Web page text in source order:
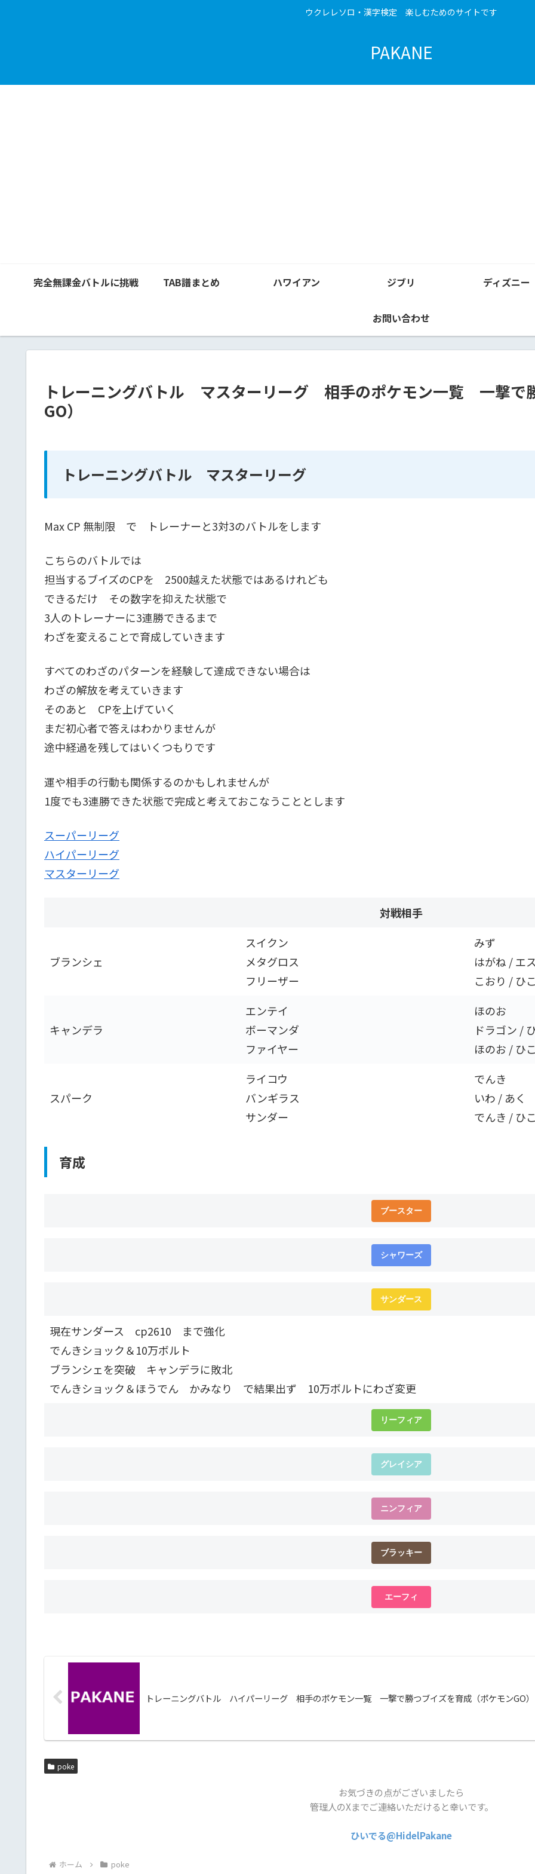
ウクレレソロ・漢字検定 楽しむためのサイトです
PAKANE
完全無課金バトルに挑戦 TAB譜まとめ ハワイアン ジブリ ディズニー
お問い合わせ
トレーニングバトル マスターリーグ 相手のポケモン一覧 一撃で
GO）
トレーニングバトル マスターリーグ
Max CP 無制限 で トレーナーと3対3のバトルをします
こちらのバトルでは
担当するブイズのCPを 2500越えた状態ではあるけれども
できるだけ その数字を抑えた状態で
3人のトレーナーに3連勝できるまで
わざを変えることで育成していきます
すべてのわざのパターンを経験して達成できない場合は
わざの解放を考えていきます
そのあと CPを上げていく
まだ初心者で答えはわかりませんが
途中経過を残してはいくつもりです
運や相手の行動も関係するのかもしれませんが
1度でも3連勝できた状態で完成と考えておこなうこととします
スーパーリーグ
ハイパーリーグ
マスターリーグ
対戦相手
ブランシェ
スイクン
メタグロス
フリーザー
みず
はがね / エ
こおり / ひ
キャンデラ
エンテイ
ボーマンダ
ファイヤー
ほのお
ドラゴン /
ほのお / ひ
スパーク
ライコウ
バンギラス
サンダー
でんき
いわ / あく
でんき / ひ
育成
ブースター
シャワーズ
サンダース
現在サンダース cp2610 まで強化
でんきショック＆10万ボルト
ブランシェを突破 キャンデラに敗北
でんきショック＆ほうでん かみなり で結果出ず 10万ボルトにわざ変更
リーフィア
グレイシア
ニンフィア
ブラッキー
エーフィ
トレーニングバトル ハイパーリーグ 相手のポケモン一覧 一撃で勝つブイズを育成（ポケモンGO）
poke
お気づきの点がございましたら
管理人のXまでご連絡いただけると幸いです。
ひいでる@HidelPakane
ホーム poke